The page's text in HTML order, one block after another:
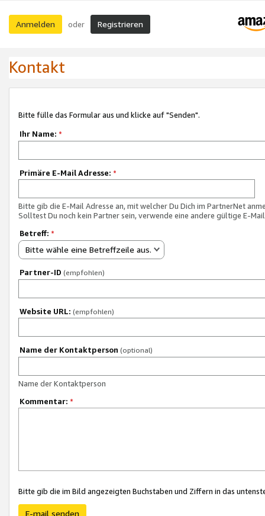
Anmelden oder Registrieren
Kontakt
Bitte fülle das Formular aus und klicke auf "Senden".
Ihr Name: *
Primäre E-Mail Adresse: *
Bitte gib die E-Mail Adresse an, mit welcher Du Dich im PartnerNet
Solltest Du noch kein Partner sein, verwende eine andere gültige E-
Betreff: *
Bitte wähle eine Betreffzeile aus.
Partner-ID (empfohlen)
Website URL: (empfohlen)
Name der Kontaktperson (optional)
Name der Kontaktperson
Kommentar: *
Bitte gib die im Bild angezeigten Buchstaben und Ziffern in das
E-mail senden